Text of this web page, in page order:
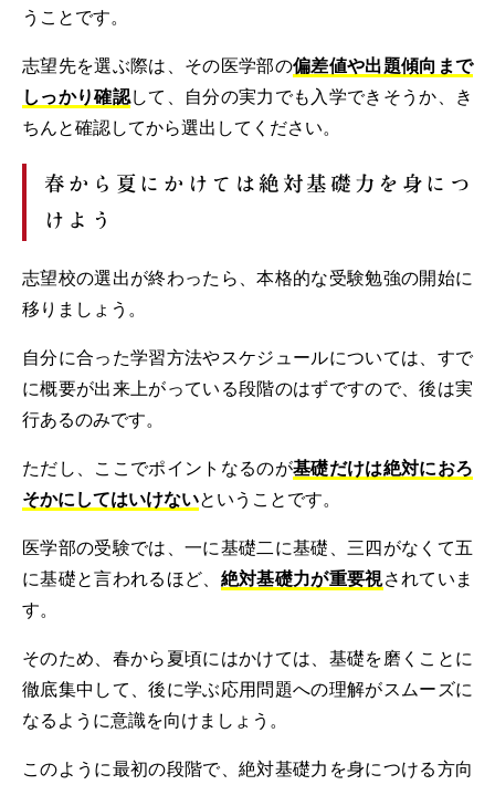
うことです。
志望先を選ぶ際は、その医学部の偏差値や出題傾向まで
しっかり確認して、自分の実力でも入学できそうか、き
ちんと確認してから選出してください。
春から夏にかけては絶対基礎力を身につ
けよう
志望校の選出が終わったら、本格的な受験勉強の開始に
移りましょう。
自分に合った学習方法やスケジュールについては、すで
に概要が出来上がっている段階のはずですので、後は実
行あるのみです。
ただし、ここでポイントなるのが基礎だけは絶対におろ
そかにしてはいけないということです。
医学部の受験では、一に基礎二に基礎、三四がなくて五
に基礎と言われるほど、 絶対基礎力が重要視されていま
す。
そのため、春から夏頃にはかけては、基礎を磨くことに
徹底集中して、後に学ぶ応用問題への理解がスムーズに
なるように意識を向けましょう。
このように最初の段階で、絶対基礎力を身につける方向